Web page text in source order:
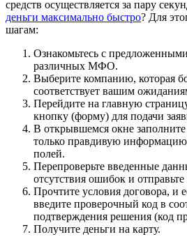
В общем я не из тех
приходится
Сергей
в интернете очень
ресурсов, всё красиво
вроде бы на словах
но когда...
средств осуществляется за пару
деньги максимально быстро? Для
шагам:
Ознакомьтесь с
различных МФО.
Выберите компанию, которая
соответствует вашим
Перейдите на главную
кнопку (форму) для подачи
В открывшемся окне
только правдивую
полей.
Перепроверьте введенные
отсутствия ошибок и отправьте
Прочтите условия договора, и
введите проверочный код в
подтверждения решения (код
Получите деньги на карту.